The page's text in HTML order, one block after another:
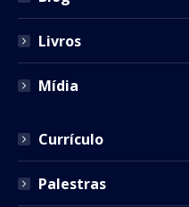
Livros
Mídia
Currículo
Palestras